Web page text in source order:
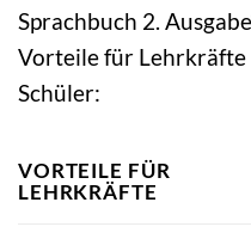
Sprachbuch 2.
Vorteile für Lehrkräfte
Schüler:
VORTEILE FÜR
LEHRKRÄFTE